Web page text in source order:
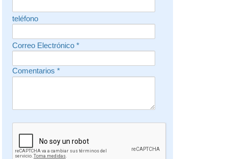
teléfono
Correo Electrónico *
Comentarios *